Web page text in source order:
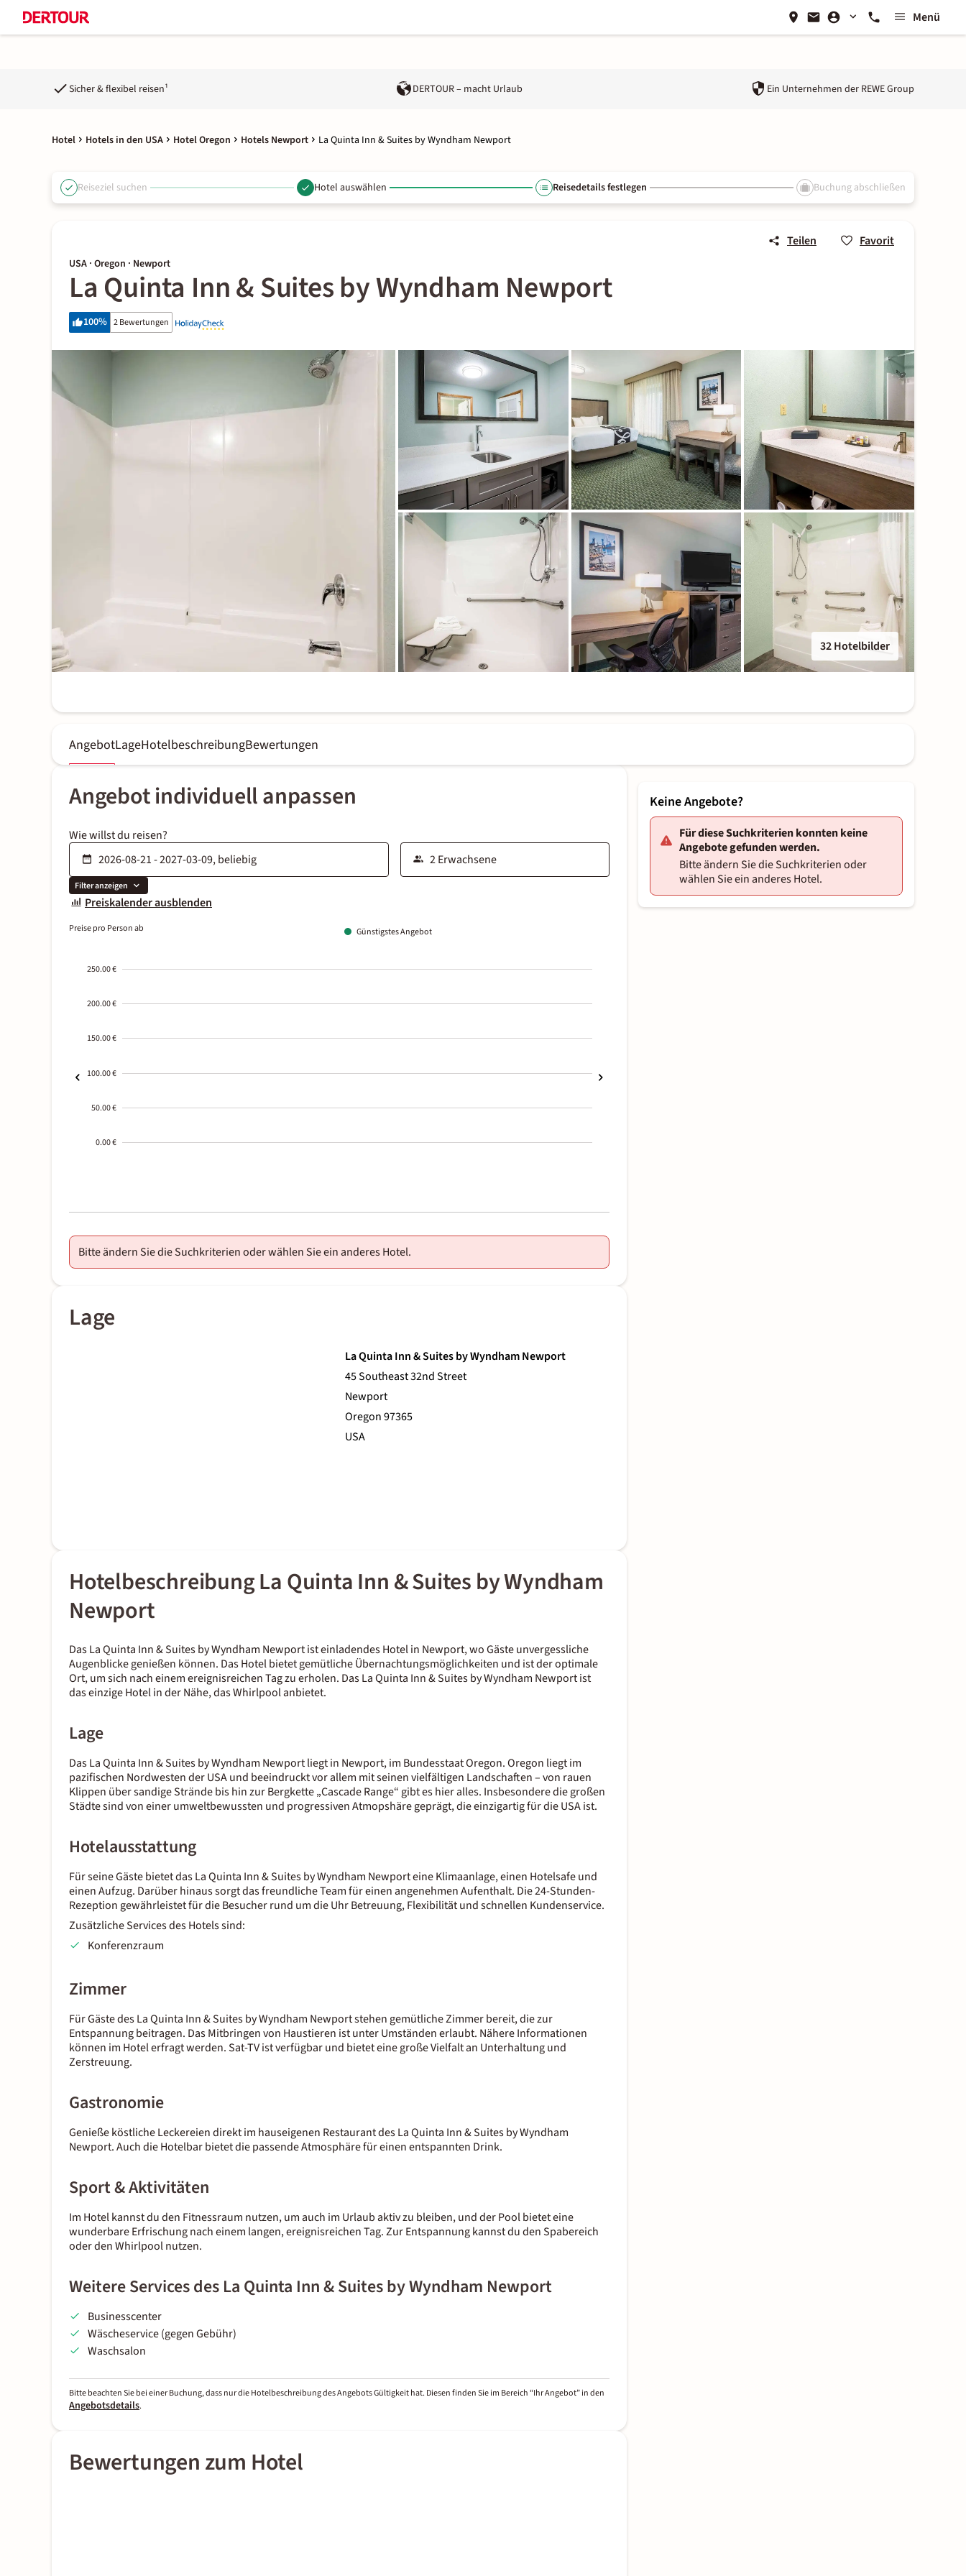
Menü
Sicher & flexibel reisen¹ DERTOUR – macht Urlaub Ein Unternehmen der REWE Group
Hotel Hotels in den USA Hotel Oregon Hotels Newport La Quinta Inn & Suites by Wyndham Newport
Reiseziel suchen Hotel auswählen Reisedetails festlegen Buchung abschließen
Teilen Favorit
USA · Oregon · Newport
La Quinta Inn & Suites by Wyndham Newport
100% 2 Bewertungen
32 Hotelbilder
AngebotLageHotelbeschreibungBewertungen
Angebot individuell anpassen
Wie willst du reisen?
Filter anzeigen
Preiskalender ausblenden
Preise pro Person ab Günstigstes Angebot
250.00 €
200.00 €
150.00 €
100.00 €
50.00 €
0.00 €
01-02
Bitte ändern Sie die Suchkriterien oder wählen Sie ein anderes Hotel.
Lage
La Quinta Inn & Suites by Wyndham Newport
45 Southeast 32nd Street
Newport
Oregon 97365
USA
Hotelbeschreibung La Quinta Inn & Suites by Wyndham
Newport
Das La Quinta Inn & Suites by Wyndham Newport ist einladendes Hotel in Newport, wo Gäste unvergessliche
Augenblicke genießen können. Das Hotel bietet gemütliche Übernachtungsmöglichkeiten und ist der optimale
Ort, um sich nach einem ereignisreichen Tag zu erholen. Das La Quinta Inn & Suites by Wyndham Newport ist
das einzige Hotel in der Nähe, das Whirlpool anbietet.
Lage
Das La Quinta Inn & Suites by Wyndham Newport liegt in Newport, im Bundesstaat Oregon. Oregon liegt im
pazifischen Nordwesten der USA und beeindruckt vor allem mit seinen vielfältigen Landschaften – von rauen
Klippen über sandige Strände bis hin zur Bergkette „Cascade Range“ gibt es hier alles. Insbesondere die großen
Städte sind von einer umweltbewussten und progressiven Atmopshäre geprägt, die einzigartig für die USA ist.
Hotelausstattung
Für seine Gäste bietet das La Quinta Inn & Suites by Wyndham Newport eine Klimaanlage, einen Hotelsafe und
einen Aufzug. Darüber hinaus sorgt das freundliche Team für einen angenehmen Aufenthalt. Die 24-Stunden-
Rezeption gewährleistet für die Besucher rund um die Uhr Betreuung, Flexibilität und schnellen Kundenservice.
Zusätzliche Services des Hotels sind:
Konferenzraum
Zimmer
Für Gäste des La Quinta Inn & Suites by Wyndham Newport stehen gemütliche Zimmer bereit, die zur
Entspannung beitragen. Das Mitbringen von Haustieren ist unter Umständen erlaubt. Nähere Informationen
können im Hotel erfragt werden. Sat-TV ist verfügbar und bietet eine große Vielfalt an Unterhaltung und
Zerstreuung.
Gastronomie
Genieße köstliche Leckereien direkt im hauseigenen Restaurant des La Quinta Inn & Suites by Wyndham
Newport. Auch die Hotelbar bietet die passende Atmosphäre für einen entspannten Drink.
Sport & Aktivitäten
Im Hotel kannst du den Fitnessraum nutzen, um auch im Urlaub aktiv zu bleiben, und der Pool bietet eine
wunderbare Erfrischung nach einem langen, ereignisreichen Tag. Zur Entspannung kannst du den Spabereich
oder den Whirlpool nutzen.
Weitere Services des La Quinta Inn & Suites by Wyndham Newport
Businesscenter
Wäscheservice (gegen Gebühr)
Waschsalon
Bitte beachten Sie bei einer Buchung, dass nur die Hotelbeschreibung des Angebots Gültigkeit hat. Diesen finden Sie im Bereich “Ihr Angebot” in den
Angebotsdetails.
Bewertungen zum Hotel
Keine Angebote?
Für diese Suchkriterien konnten keine
Angebote gefunden werden.
Bitte ändern Sie die Suchkriterien oder
wählen Sie ein anderes Hotel.